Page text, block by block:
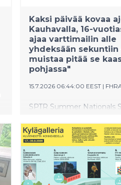
Kaksi päivää kovaa
Kauhavalla, 16-
ajaa varttimailin alle
yhdeksään sekuntiin
muistaa pitää se
pohjassa"
15.7.2026 06:44:00 EEST |
SPTR Summer Nationals
kiihdytysajoareenalla.
Hertta Lauhasmaa, 16,
Jaakon Plymouth Cudaa,
“Kiihdytys-Ylli” on niittänyt
menestystä Top
ryhmässä.